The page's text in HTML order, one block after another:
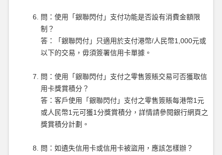
問：使用「銀聯閃付」支付功能是否設有消費金額限
制？
答：「銀聯閃付」只適用於支付港幣/人民幣1,000元或
以下的交易，毋須簽署信用卡單據。
問：使用「銀聯閃付」支付之零售簽賬交易可否獲取信
用卡獎賞積分？
答：客戶使用「銀聯閃付」支付之零售簽賬每港幣1元
或人民幣1元可獲1分獎賞積分，詳情請參閱銀行網頁之
獎賞積分計劃。
問：如遺失信用卡或信用卡被盜用，應該怎樣辦？